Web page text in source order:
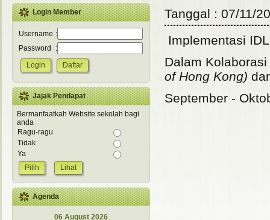
Login Member
Username :
Password
:
Jajak Pendapat
Bermanfaatkah Website sekolah bagi
anda
Ragu-ragu
Tidak
Ya
Lihat
Agenda
06 August 2026
Tanggal : 07/11/
Implementasi
Dalam
of Hong Kong)
September -